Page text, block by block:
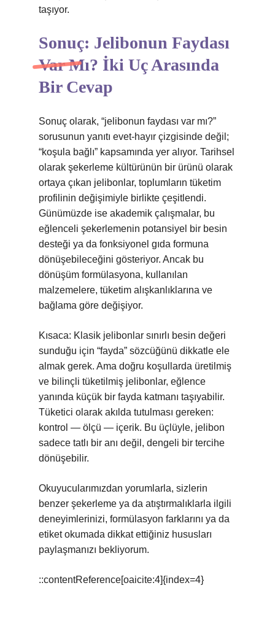
taşıyor.
Sonuç: Jelibonun Faydası
Var Mı? İki Uç Arasında
Bir Cevap
Sonuç olarak, “jelibonun faydası var mı?”
sorusunun yanıtı evet‑hayır çizgisinde değil;
“koşula bağlı” kapsamında yer alıyor. Tarihsel
olarak şekerleme kültürünün bir ürünü olarak
ortaya çıkan jelibonlar, toplumların tüketim
profilinin değişimiyle birlikte çeşitlendi.
Günümüzde ise akademik çalışmalar, bu
eğlenceli şekerlemenin potansiyel bir besin
desteği ya da fonksiyonel gıda formuna
dönüşebileceğini gösteriyor. Ancak bu
dönüşüm formülasyona, kullanılan
malzemelere, tüketim alışkanlıklarına ve
bağlama göre değişiyor.
Kısaca: Klasik jelibonlar sınırlı besin değeri
sunduğu için “fayda” sözcüğünü dikkatle ele
almak gerek. Ama doğru koşullarda üretilmiş
ve bilinçli tüketilmiş jelibonlar, eğlence
yanında küçük bir fayda katmanı taşıyabilir.
Tüketici olarak akılda tutulması gereken:
kontrol — ölçü — içerik. Bu üçlüyle, jelibon
sadece tatlı bir anı değil, dengeli bir tercihe
dönüşebilir.
Okuyucularımızdan yorumlarla, sizlerin
benzer şekerleme ya da atıştırmalıklarla ilgili
deneyimlerinizi, formülasyon farklarını ya da
etiket okumada dikkat ettiğiniz hususları
paylaşmanızı bekliyorum.
::contentReference[oaicite:4]{index=4}